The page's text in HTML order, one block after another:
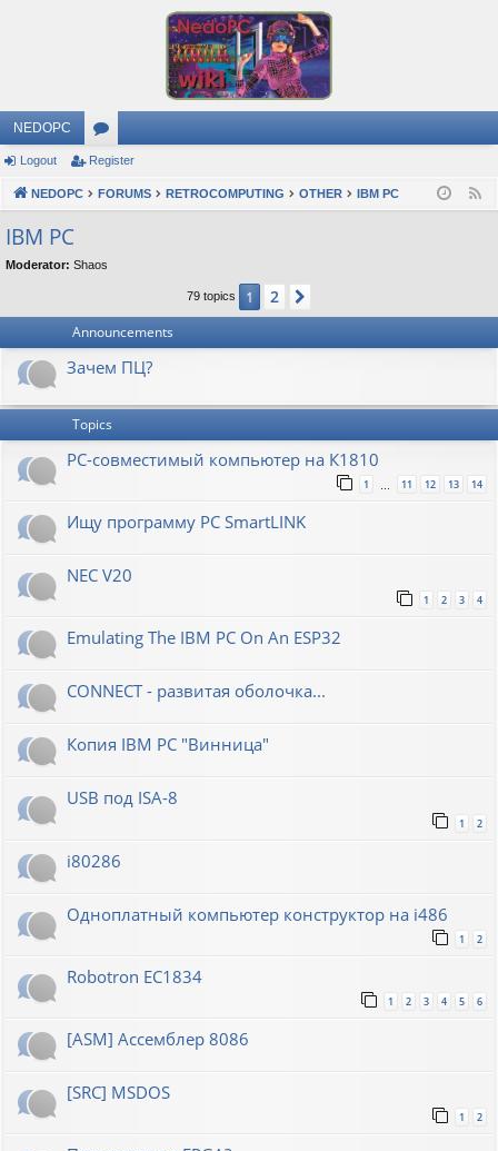
NEDOPC
or
u
s
Logout Register
NEDOPC FORUMS RETROCOMPUTING OTHER IBM PC
IBM PC
Moderator: Shaos
79 topics 1 2
Announcements
Зачем ПЦ?
Topics
PC-совместимый компьютер на К1810
1 … 11 12 13 14
Ищу программу PC SmartLINK
NEC V20
1 2 3 4
Emulating The IBM PC On An ESP32
CONNECT - развитая оболочка...
Копия IBM PC "Винница"
USB под ISA-8
1 2
i80286
Одноплатный компьютер конструктор на i486
1 2
Robotron EC1834
1 2 3 4 5 6
[ASM] Ассемблер 8086
[SRC] MSDOS
1 2